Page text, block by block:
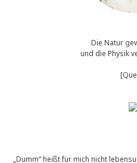
Die Natur
und die Physik
„Dumm“ heißt für mich nicht